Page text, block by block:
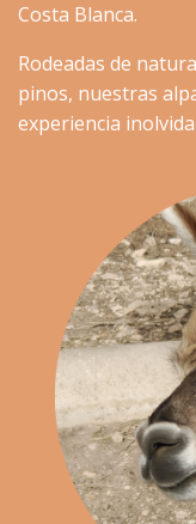
Costa Blanca.
Rodeadas de
pinos, nuestras
experiencia